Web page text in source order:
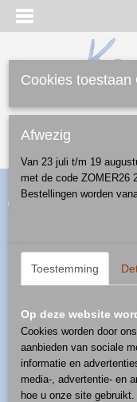
Home >Webshop>
patroon A1313A
Cookies toestaan
Afwezig
Van 23 juli t/m 19
met de code ZOMER26
Bestellingen worden
Toestemming
Op deze website
Cookies worden door
aanbieden van sociale
informatie en
media-, advertentie- en
hoe u onze site